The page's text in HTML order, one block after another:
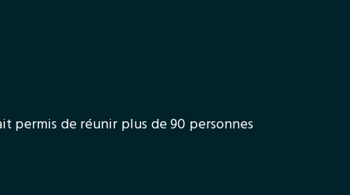
permis de réunir plus de 90 personnes